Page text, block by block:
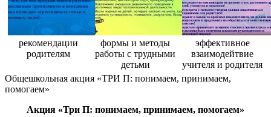
рекомендации
родителям
формы и методы
работы с трудными
детьми
эффективное
взаимодейтвие
учителя и родителя
Общешкольная акция «ТРИ П: понимаем, принимаем,
помогаем»
Акция «Три П: понимаем, принимаем, помогаем»